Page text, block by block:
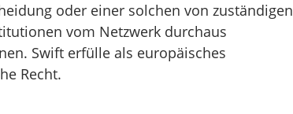
oder einer solchen von zuständigen
vom Netzwerk durchaus
Swift erfülle als europäisches
Recht.